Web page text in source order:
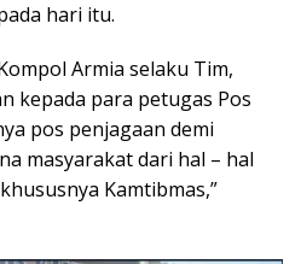
hari itu.
Armia selaku Tim,
kepada para petugas Pos
pos penjagaan demi
masyarakat dari hal – hal
Kamtibmas,”